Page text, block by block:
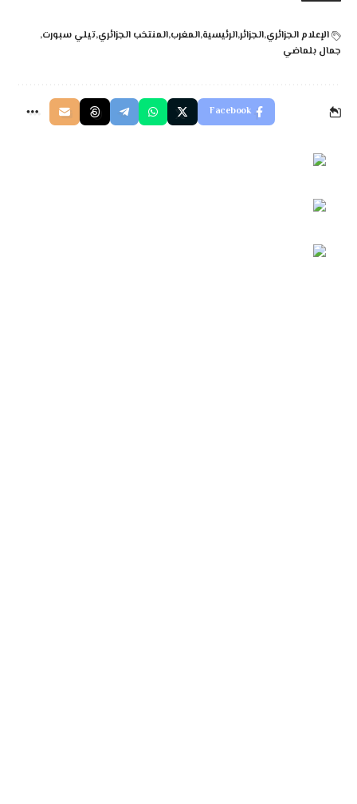
الإعلام الجزائريالجزائرالرئيسيةالمغربالمنتخب الجزائريتيلي سبورت
جمال بلماضي
Facebook